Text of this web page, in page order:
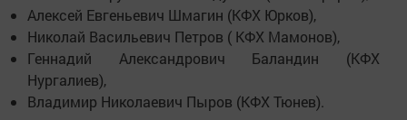
Алексей Евгеньевич Шмагин (КФХ Юрков),
Николай Васильевич Петров ( КФХ Мамонов),
Геннадий Александрович Баландин (КФХ
Нургалиев),
Владимир Николаевич Пыров (КФХ Тюнев).